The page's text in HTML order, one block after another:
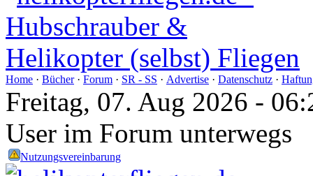
Home · Bücher· Forum · SR - SS · Advertise · Datenschutz ·
Freitag, 07. Aug 2026 -
User im Forum unterwegs
Nutzungsvereinbarung